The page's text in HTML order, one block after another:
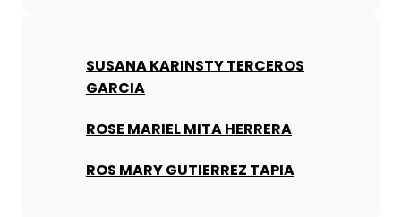
SUSANA KARINSTY TERCEROS
GARCIA
ROSE MARIEL MITA HERRERA
ROS MARY GUTIERREZ TAPIA